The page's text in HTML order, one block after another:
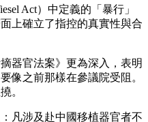
Act）中定義的「暴行」
上確立了指控的真實性與合
器官法案》更為深入，表明
像之前那樣在參議院受阻。
。
凡涉及赴中國移植器官者不